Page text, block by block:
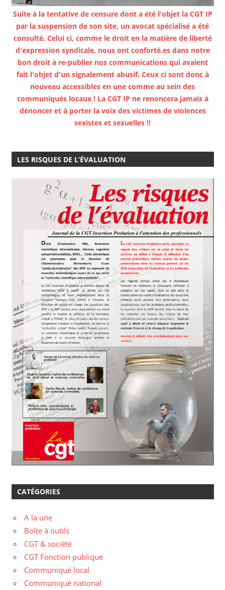
Suite à la tentative de censure dont a été l'objet la CGT IP
par la suspension de son site, un avocat spécialisé a été
consulté. Celui ci, comme le droit en la matière de liberté
d'expression syndicale, nous ont conforté.es dans notre
bon droit à re-publier nos communications qui avaient
fait l'objet d'un signalement abusif. Ceux ci sont donc à
nouveau accessibles en une comme au sein des
communiqués locaux ! La CGT IP ne renoncera jamais à
dénoncer et à porter la voix des victimes de violences
sexistes et sexuelles !!
LES RISQUES DE L’ÉVALUATION
CATÉGORIES
A la une
Boîte à outils
CGT & société
CGT Fonction publique
Communiqué local
Communiqué national